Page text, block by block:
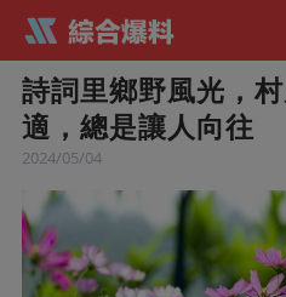
詩詞里鄉野風光，
適，總是讓人向往
2024/05/04